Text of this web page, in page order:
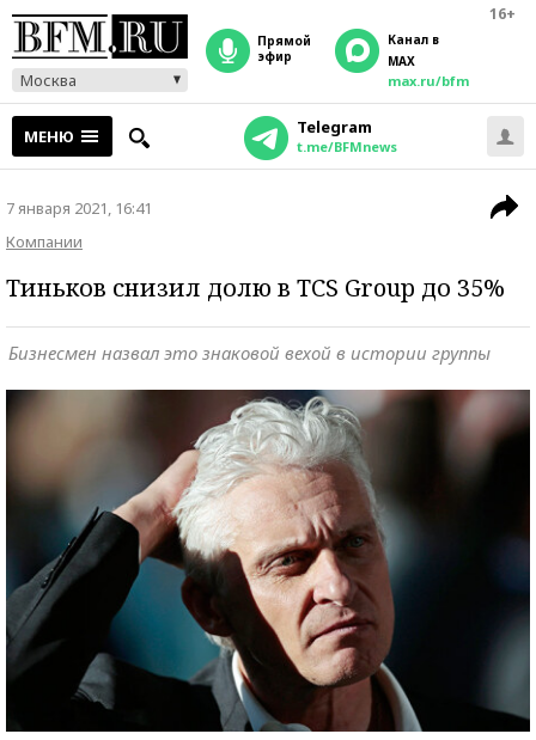
16+
Москва
прямой
эфир
Канал в
MAX
max.ru/bfm
МЕНЮ Telegram
t.me/BFMnews
7 января 2021, 16:41
Компании
Тиньков снизил долю в TCS Group до 35%
Бизнесмен назвал это знаковой вехой в истории группы